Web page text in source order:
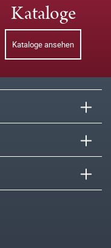
Kataloge
Kataloge ansehen